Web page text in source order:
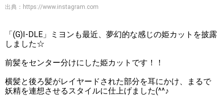
出典： https://www.instagram.com
「(G)I-DLE」ミヨンも最近、夢幻的な感じの姫カットを披露
しました☆
前髪をセンター分けにした姫カットです！！
横髪と後ろ髪がレイヤードされた部分を耳にかけ、まるで
妖精を連想させるスタイルに仕上げました(^^♪